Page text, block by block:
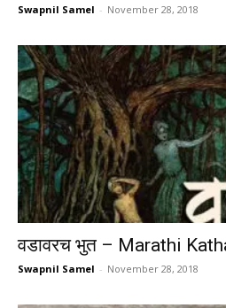
Swapnil Samel - November 28, 2018
वडावरच भुत – Marathi
Swapnil Samel - November 28, 2018